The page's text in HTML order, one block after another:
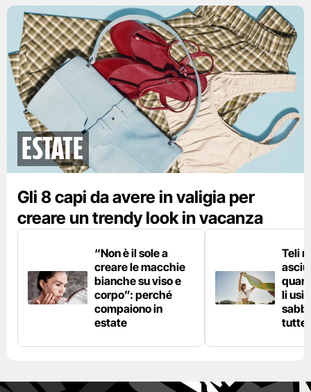
Estate
Gli 8 capi da avere in valigia per
creare un trendy look in vacanza
“Non è il sole a
creare le macchie
bianche su viso e
corpo”: perché
compaiono in
estate
Teli
li
tutte